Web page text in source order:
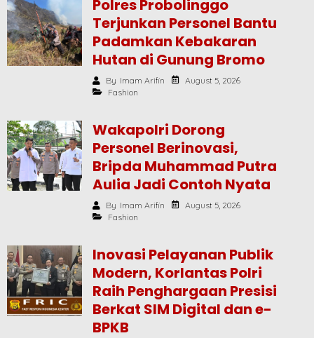
Polres Probolinggo
Terjunkan Personel Bantu
Padamkan Kebakaran
Hutan di Gunung Bromo
By Imam Arifin
August 5, 2026
Fashion
Wakapolri Dorong
Personel Berinovasi,
Bripda Muhammad Putra
Aulia Jadi Contoh Nyata
By Imam Arifin
August 5, 2026
Fashion
Inovasi Pelayanan Publik
Modern, Korlantas Polri
Raih Penghargaan Presisi
Berkat SIM Digital dan e-
BPKB